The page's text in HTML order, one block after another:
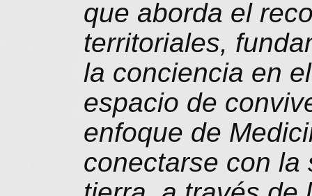
que aborda el
territoriales,
la conciencia en
espacio de
enfoque de
conectarse con la